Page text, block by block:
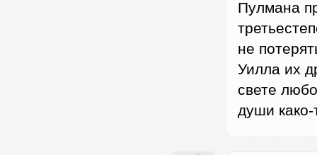
Пулмана
не
Уилла их
свете
души